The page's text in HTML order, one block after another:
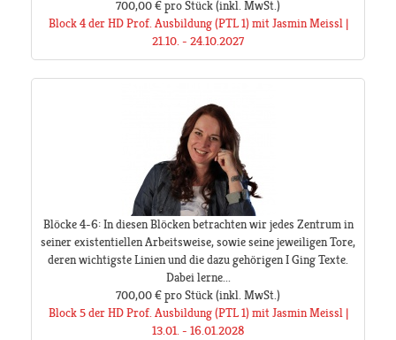
700,00 €pro Stück(inkl. MwSt.)
Block 4 der HD Prof. Ausbildung (PTL 1) mit Jasmin Meissl |
21.10. - 24.10.2027
Blöcke 4-6: In diesen Blöcken betrachten wir jedes Zentrum in
seiner existentiellen Arbeitsweise, sowie seine jeweiligen Tore,
deren wichtigste Linien und die dazu gehörigen I Ging Texte.
Dabei lerne...
700,00 €pro Stück(inkl. MwSt.)
Block 5 der HD Prof. Ausbildung (PTL 1) mit Jasmin Meissl |
13.01. - 16.01.2028